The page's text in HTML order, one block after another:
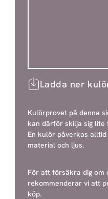
Ladda ner
Kulörprovet på denna
kan därför skilja sig
En kulör påverkas
material och ljus.
För att försäkra dig
rekommenderar vi att
köp.